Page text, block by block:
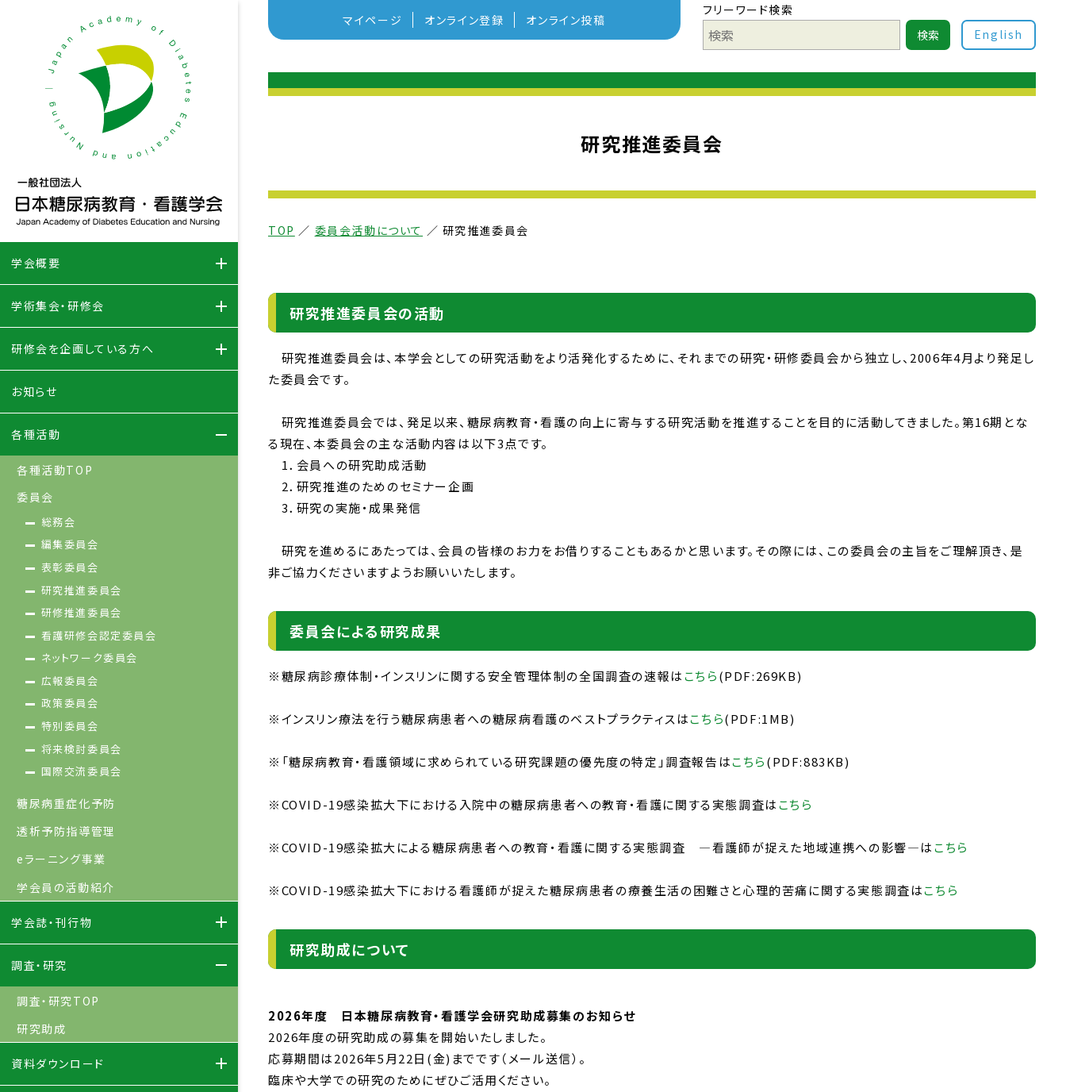
学会概要
学術集会・研修会
研修会を企画している方へ
お知らせ
各種活動
各種活動TOP
委員会
総務会
編集委員会
表彰委員会
研究推進委員会
研修推進委員会
看護研修会認定委員会
ネットワーク委員会
広報委員会
政策委員会
特別委員会
将来検討委員会
国際交流委員会
糖尿病重症化予防
透析予防指導管理
eラーニング事業
学会員の活動紹介
学会誌・刊行物
調査・研究
調査・研究TOP
研究助成
資料ダウンロード
マイページ オンライン登録 オンライン投稿
フリーワード検索
検索
English
研究推進委員会
TOP ／ 委員会活動について ／ 研究推進委員会
研究推進委員会の活動
研究推進委員会は、本学会としての研究活動をより活発化するために、それまでの研究・研修委員会から独立し、2006年4月より発足し
た委員会です。
研究推進委員会では、発足以来、糖尿病教育・看護の向上に寄与する研究活動を推進することを目的に活動してきました。第16期とな
る現在、本委員会の主な活動内容は以下3点です。
1．会員への研究助成活動
2．研究推進のためのセミナー企画
3．研究の実施・成果発信
研究を進めるにあたっては、会員の皆様のお力をお借りすることもあるかと思います。その際には、この委員会の主旨をご理解頂き、是
非ご協力くださいますようお願いいたします。
委員会による研究成果
※糖尿病診療体制・インスリンに関する安全管理体制の全国調査の速報はこちら(PDF:269KB)
※インスリン療法を行う糖尿病患者への糖尿病看護のベストプラクティスはこちら(PDF:1MB)
※「糖尿病教育・看護領域に求められている研究課題の優先度の特定」調査報告はこちら(PDF:883KB)
※COVID-19感染拡大下における入院中の糖尿病患者への教育・看護に関する実態調査はこちら
※COVID-19感染拡大による糖尿病患者への教育・看護に関する実態調査 ―看護師が捉えた地域連携への影響―はこちら
※COVID-19感染拡大下における看護師が捉えた糖尿病患者の療養生活の困難さと心理的苦痛に関する実態調査はこちら
研究助成について
2026年度 日本糖尿病教育・看護学会研究助成募集のお知らせ
2026年度の研究助成の募集を開始いたしました。
応募期間は2026年5月22日(金)までです（メール送信）。
臨床や大学での研究のためにぜひご活用ください。